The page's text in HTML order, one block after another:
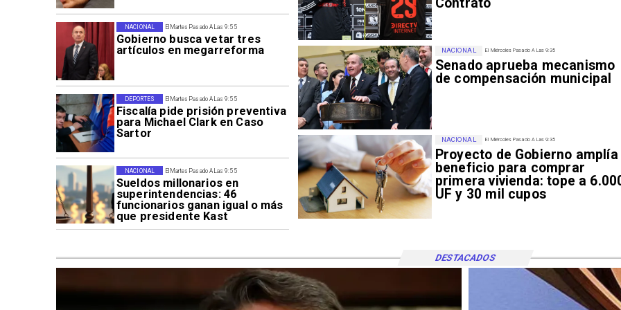
El Martes Pasado A Las 9:55
Gobierno busca vetar tres
artículos en megarreforma
NACIONAL
El Martes Pasado A Las 9:55
Fiscalía pide prisión preventiva
para Michael Clark en Caso
Sartor
DEPORTES
El Martes Pasado A Las 9:55
Sueldos millonarios en
superintendencias: 46
funcionarios ganan igual o más
que presidente Kast
NACIONAL
El Miércoles Pasado A Las 9:35
Senado aprueba mecanismo
de compensación municipal
NACIONAL
El Miércoles Pasado A Las 9:35
Proyecto de Gobierno amplía
beneficio para comprar
primera vivienda: tope a
UF y 30 mil cupos
NACIONAL
DESTACADOS